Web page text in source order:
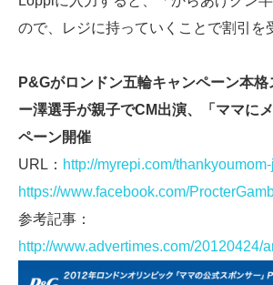
ので、レジに持っていくことで割引を
P&Gがロンドン五輪キャンペーン本格
ー澤選手が親子でCM出演、「ママに
ペーン開催
URL： http://myrepi.com/
https://www.facebook.com/
参考記事：
http://www.advertimes.com/20120424/